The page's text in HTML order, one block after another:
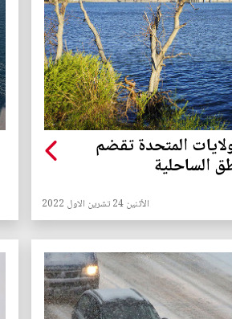
المتحدة تقضم
الساحلية
الأثنين 24 تشرين الاول 2022